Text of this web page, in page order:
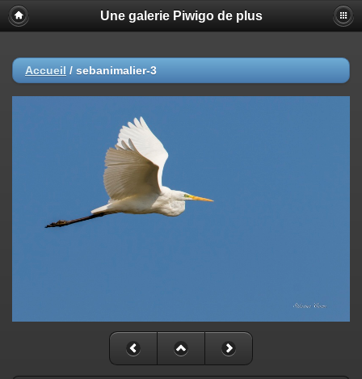
Une galerie Piwigo de plus
Accueil / sebanimalier-3